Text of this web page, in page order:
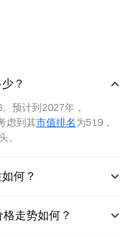
？
预计到2027年，
虑到其市值排名为519，
。
何？
走势如何？